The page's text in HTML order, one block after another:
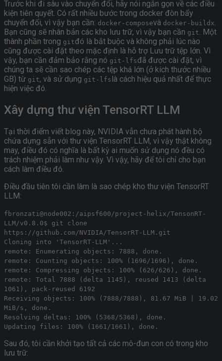
Trước khi đi sâu vào chuyển đổi, hãy nói ngắn gọn về các điều
kiện tiên quyết. Có rất nhiều bước trong docker đòn bẩy
chuyển đổi, vì vậy bạn cần: docker-composevà docker-buildx.
Bạn cũng sẽ nhân bản các kho lưu trữ, vì vậy bạn cần git. Một
thành phần trong gitđó là bắt buộc và không phải lúc nào
cũng được cài đặt theo mặc định là hỗ trợ Lưu trữ tệp lớn. Vì
vậy, bạn cần đảm bảo rằng nó git-lfsđã được cài đặt, vì
chúng ta sẽ cần sao chép các tệp khá lớn (ở kích thước nhiều
GB) từ git, và sử dụng git-lfs là cách hiệu quả nhất để thực
hiện việc đó.
Xây dựng thư viện TensorRT LLM
Tại thời điểm viết blog này, NVIDIA vẫn chưa phát hành bộ
chứa dựng sẵn với thư viện TensorRT LLM, vì vậy thật không
may, điều đó có nghĩa là bất kỳ ai muốn sử dụng nó đều có
trách nhiệm phải làm như vậy. Vì vậy, hãy để tôi chỉ cho bạn
cách làm điều đó.
Điều đầu tiên tôi cần làm là sao chép kho thư viện TensorRT
LLM:
fbronzati@node002:/aipsf600/project-helix/TensonRT-
LLM/v0.8.0$ git clone
https://github.com/NVIDIA/TensorRT-LLM.git
Cloning into 'TensorRT-LLM'...
remote: Enumerating objects: 7888, done.
remote: Counting objects: 100% (1696/1696), done.
remote: Compressing objects: 100% (626/626), done.
remote: Total 7888 (delta 1145), reused 1413 (delta
1061), pack-reused 6192
Receiving objects: 100% (7888/7888), 81.67 MiB | 19.02
MiB/s, done.
Resolving deltas: 100% (5368/5368), done.
Updating files: 100% (1661/1661), done.
Sau đó, tôi cần khởi tạo tất cả các mô-đun con có trong kho
lưu trữ: